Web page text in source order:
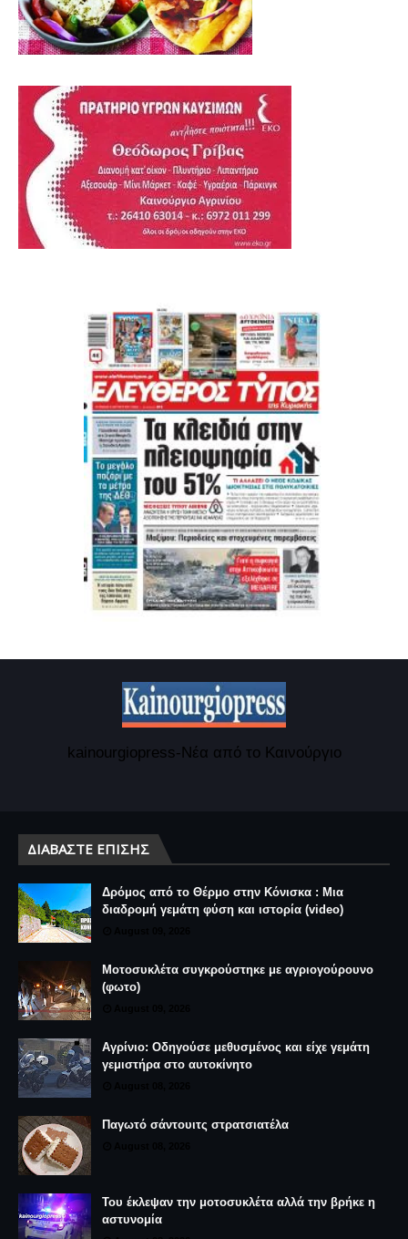
kainourgiopress-Νέα από το Καινούργιο
ΔΙΑΒΆΣΤΕ ΕΠΊΣΗΣ
Δρόμος από το Θέρμο στην Κόνισκα : Μια
διαδρομή γεμάτη φύση και ιστορία (video)
Μοτοσυκλέτα συγκρούστηκε με αγριογούρουνο
(φωτο)
Αγρίνιο: Οδηγούσε μεθυσμένος και είχε γεμάτη
γεμιστήρα στο αυτοκίνητο
Παγωτό σάντουιτς στρατσιατέλα
Του έκλεψαν την μοτοσυκλέτα αλλά την βρήκε η
αστυνομία